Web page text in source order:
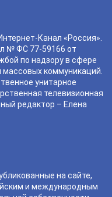
Канал «Россия».
№ ФС 77-59166 от
по надзору в сфере
коммуникаций.
унитарное
телевизионная
редактор – Елена
на сайте,
и международным